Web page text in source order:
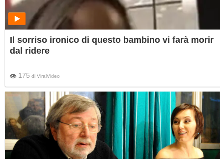
Il sorriso ironico di questo bambino vi farà morir
dal ridere
175 di ViralVideo